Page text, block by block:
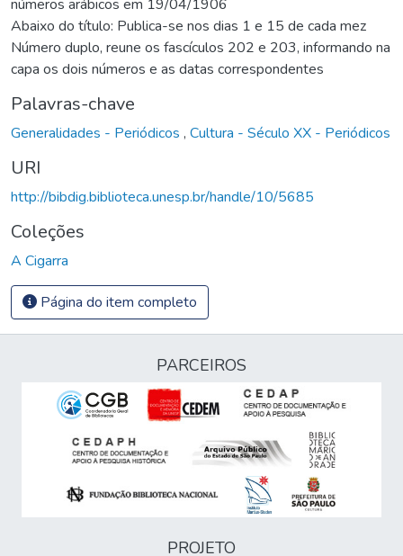
números arábicos em 19/04/1906
Abaixo do título: Publica-se nos dias 1 e 15 de cada mez
Número duplo, reune os fascículos 202 e 203, informando na
capa os dois números e as datas correspondentes
Palavras-chave
Generalidades - Periódicos , Cultura - Século XX - Periódicos
URI
http://bibdig.biblioteca.unesp.br/handle/10/5685
Coleções
A Cigarra
Página do item completo
PARCEIROS
PROJETO